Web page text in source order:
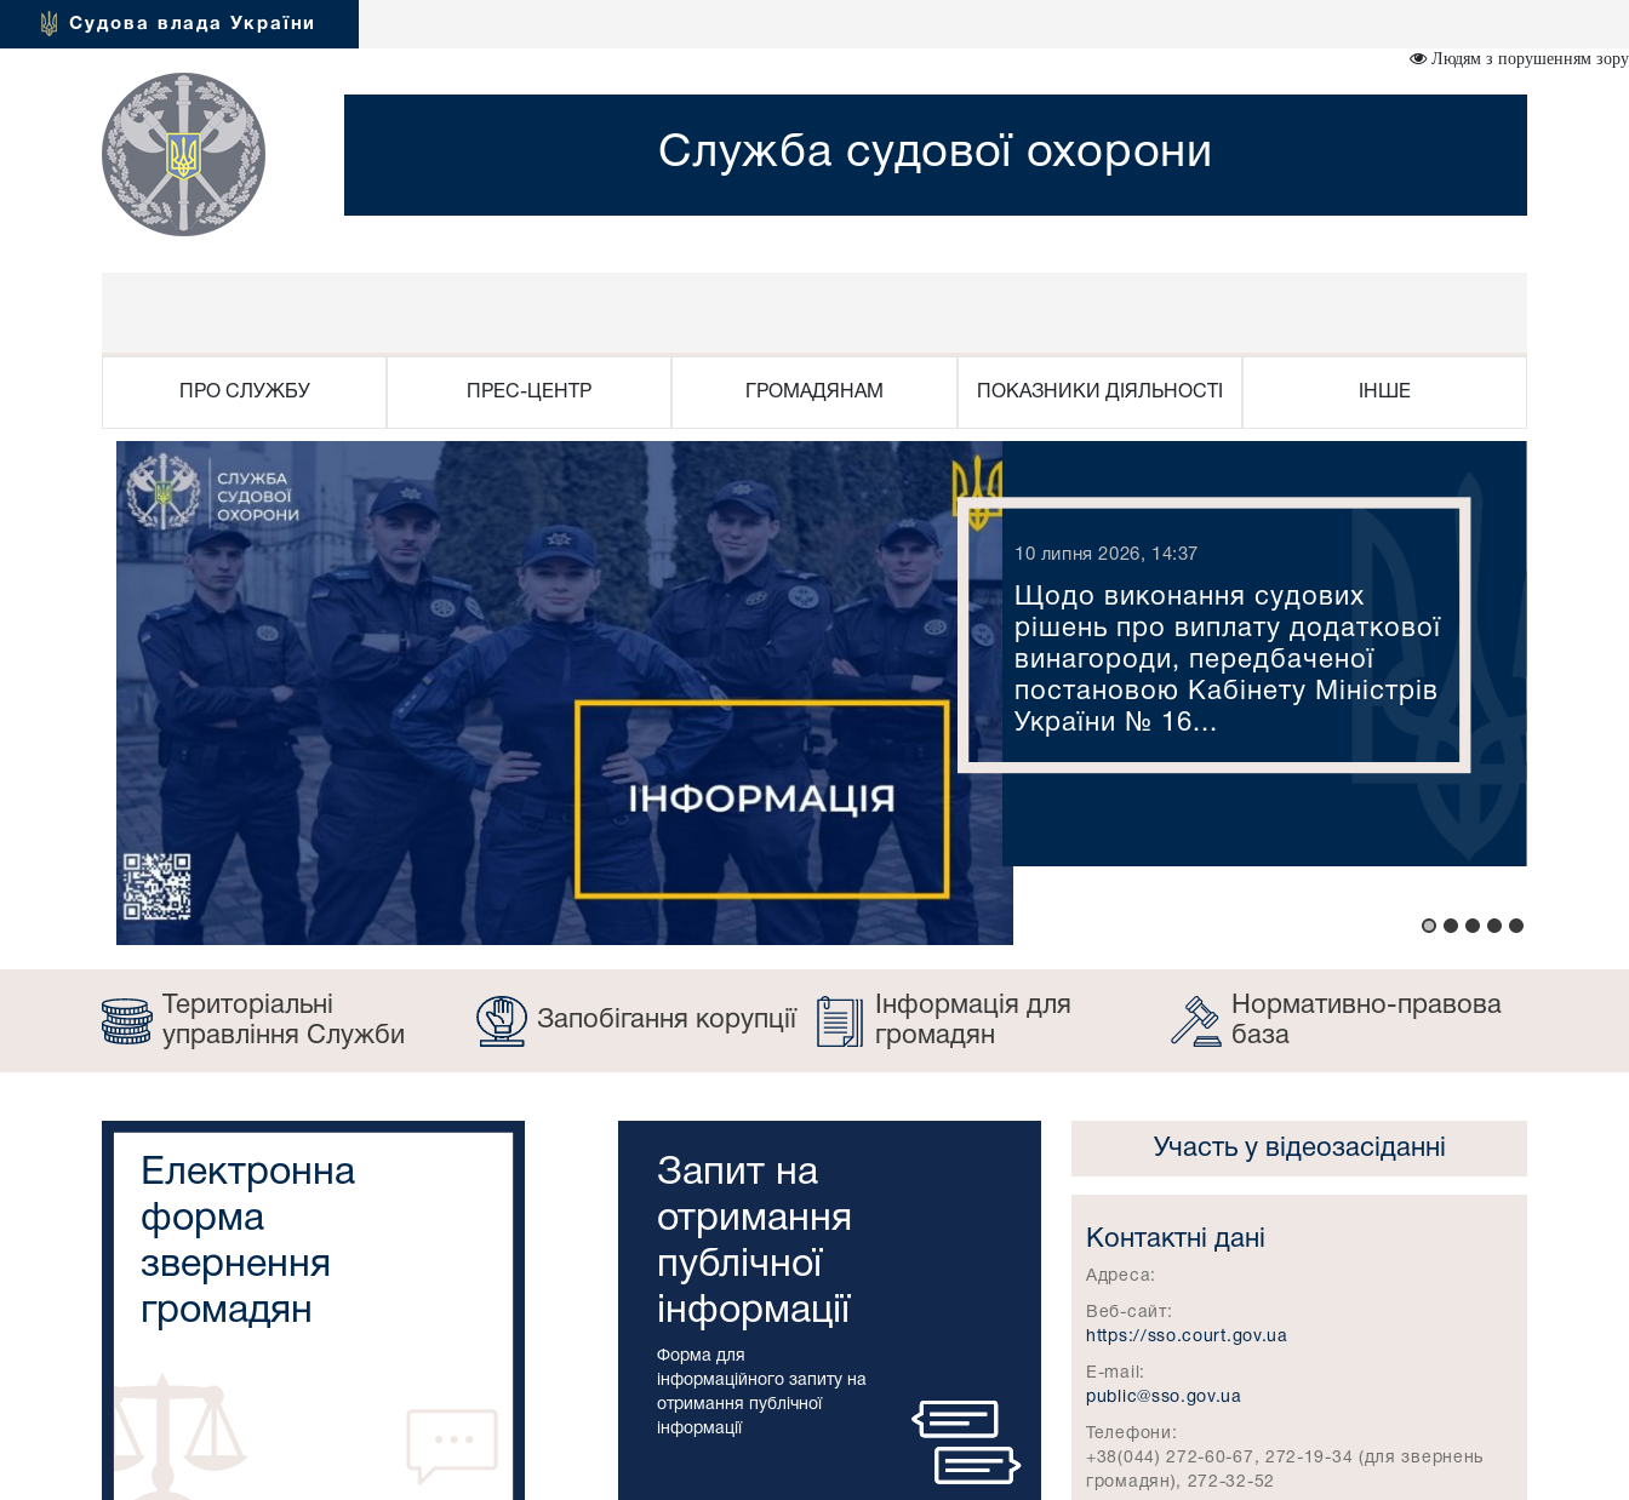
Судова влада України
Людям з порушенням зору
Служба судової охорони
ПРО СЛУЖБУ ПРЕС-ЦЕНТР ГРОМАДЯНАМ ПОКАЗНИКИ ДІЯЛЬНОСТІ ІНШЕ
10 липня 2026, 14:37
Щодо виконання судових
рішень про виплату додаткової
винагороди, передбаченої
постановою Кабінету Міністрів
України № 16...
Територіальні
управління Служби
Запобігання корупції
Інформація для
громадян
Нормативно-правова
база
Електронна
форма
звернення
громадян
Запит на
отримання
публічної
інформації
Форма для
інформаційного запиту на
отримання публічної
інформації
Участь у відеозасіданні
Контактні дані
Адреса:
Веб-сайт:
https://sso.court.gov.ua
E-mail:
public@sso.gov.ua
Телефони:
+38(044) 272-60-67, 272-19-34 (для звернень
громадян), 272-32-52